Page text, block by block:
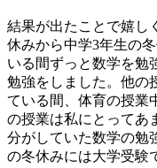
結果が出たことで嬉し
休みから中学3年生の
いる間ずっと数学を勉
勉強をしました。他の
ている間、体育の授業
の授業は私にとってあ
分がしていた数学の勉
の冬休みには大学受験